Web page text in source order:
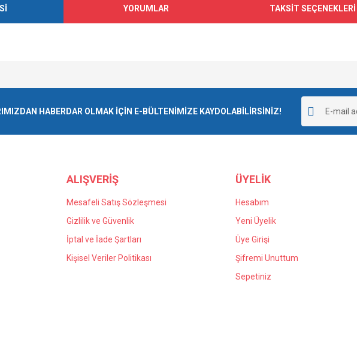
YORUMLAR TAKSİT SEÇENEKLERİ
veya görüntülenemiyor.
alternatifler olmalı.
Gönder
HABERDAR OLMAK İÇİN E-BÜLTENİMİZE KAYDOLABİLİRSİNİZ!
ALIŞVERİŞ
Mesafeli Satış Sözleşmesi
Gizlilik ve Güvenlik
İptal ve İade Şartları
Kişisel Veriler Politikası
ÜYELİK
Hesabım
Yeni Üyelik
Üye Girişi
Şifremi Unuttum
Sepetiniz